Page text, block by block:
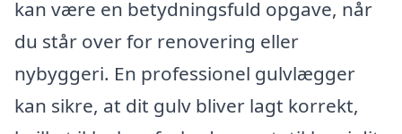
kan være en betydningsfuld opgave, når
du står over for renovering eller
nybyggeri. En professionel gulvlægger
kan sikre, at dit gulv bliver lagt korrekt,